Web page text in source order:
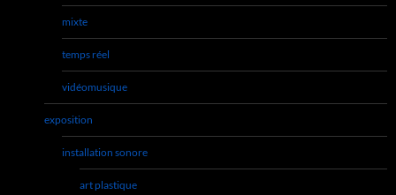
mixte
temps réel
vidéomusique
exposition
installation sonore
art plastique